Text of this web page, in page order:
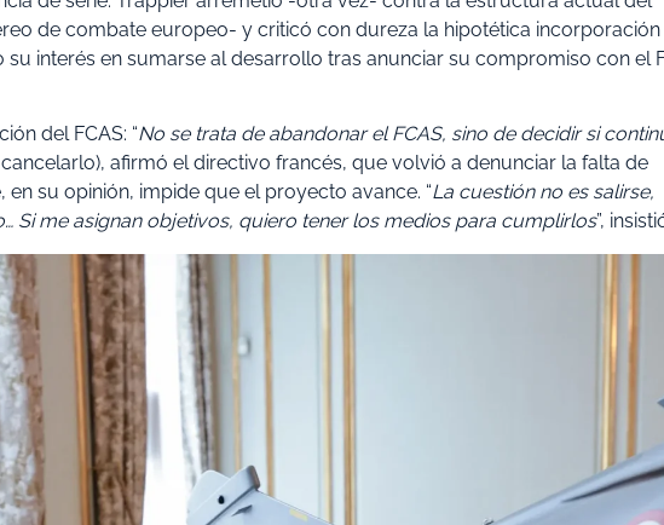
de combate europeo- y criticó con dureza la hipotética incorporación
interés en sumarse al desarrollo tras anunciar su compromiso con el
del FCAS: “No se trata de abandonar el FCAS, sino de decidir si
afirmó el directivo francés, que volvió a denunciar la falta de
su opinión, impide que el proyecto avance. “La cuestión no es salirse,
Si me asignan objetivos, quiero tener los medios para cumplirlos”,